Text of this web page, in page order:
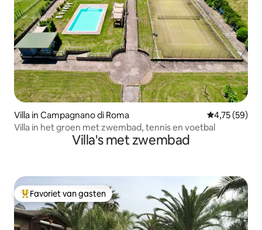
Villa in Campagnano di Roma Gemiddelde
4,75 (59)
Villa in het groen met zwembad, tennis en voetbal
Villa's met zwembad
Topfavoriet van gasten
Favoriet van gasten